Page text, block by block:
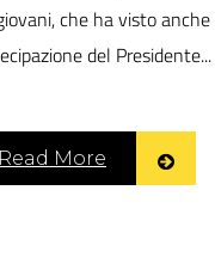
che ha visto
del Presidente...
Read More